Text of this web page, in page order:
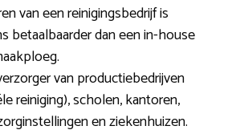
van een reinigingsbedrijf is
betaalbaarder dan een in-house
van productiebedrijven
reiniging), scholen, kantoren,
en ziekenhuizen.